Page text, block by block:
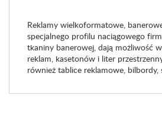
Reklamy wielkoformatowe,
specjalnego profilu naciągowego
tkaniny banerowej, dają możliwość
reklam, kasetonów i liter
również tablice reklamowe, bilbordy,